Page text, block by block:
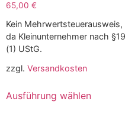
65,00 €
Kein Mehrwertsteuerausweis,
da Kleinunternehmer nach §19
(1) UStG.
zzgl. Versandkosten
Ausführung wählen